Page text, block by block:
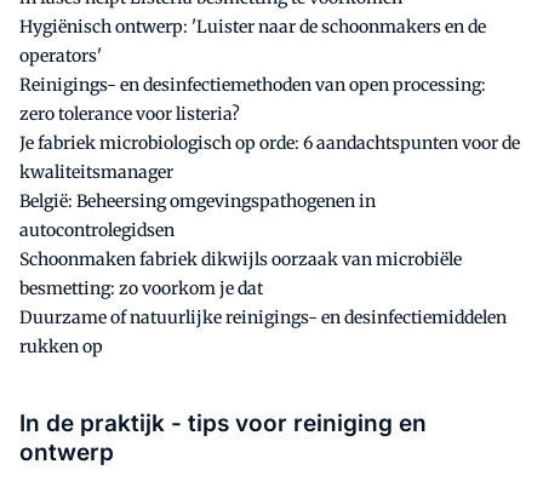
Hygiënisch ontwerp: 'Luister naar de schoonmakers en de
operators'
Reinigings- en desinfectiemethoden van open processing:
zero tolerance voor listeria?
Je fabriek microbiologisch op orde: 6 aandachtspunten voor de
kwaliteitsmanager
België: Beheersing omgevingspathogenen in
autocontrolegidsen
Schoonmaken fabriek dikwijls oorzaak van microbiële
besmetting: zo voorkom je dat
Duurzame of natuurlijke reinigings- en desinfectiemiddelen
rukken op
In de praktijk - tips voor reiniging en
ontwerp